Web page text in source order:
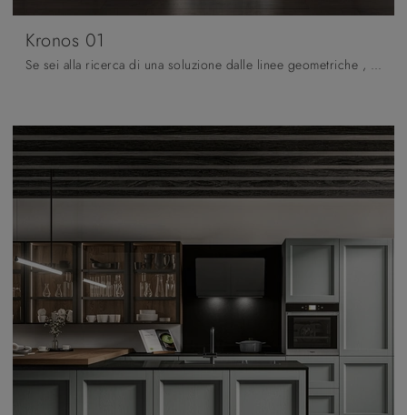
Kronos 01
Se sei alla ricerca di una soluzione dalle linee geometriche , caratterizzata da un design meno "pesante", ti consigliamo di orientare l'acquisto ...